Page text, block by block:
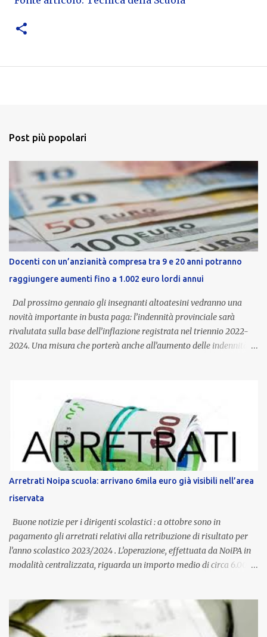
Post più popolari
Docenti con un’anzianità compresa tra 9 e 20 anni potranno
raggiungere aumenti fino a 1.002 euro lordi annui
Dal prossimo gennaio gli insegnanti altoatesini vedranno una
novità importante in busta paga: l’indennità provinciale sarà
rivalutata sulla base dell’inflazione registrata nel triennio 2022-
2024. Una misura che porterà anche all’aumento delle indennità di
dedicato alle donne vittime di violenza di genere, in linea con la
normativa nazionale e con l’obiettivo di offrire maggiore tutela e
supporto in situazioni delicate. L’indennità provinciale per i docenti
è un unicum in Italia: si tratta di una misura esclusiva della
Provincia autonoma di Bolzano, che integra in maniera stabile lo
stipendio nazionale grazie alle prerogative garantite
dall’autonomia locale. Non è un bonus temporaneo né un
compenso accessorio, ma una voce strutturale di retribuzione,
aggiornata periodicamente in base al cost...
Arretrati Noipa scuola: arrivano 6mila euro già visibili nell’area
riservata
Buone notizie per i dirigenti scolastici : a ottobre sono in
pagamento gli arretrati relativi alla retribuzione di risultato per
l’anno scolastico 2023/2024 . L’operazione, effettuata da NoiPA in
modalità centralizzata, riguarda un importo medio di circa 6.000
ordinaria di ottobre . Cos’è la retribuzione di risultato La
retribuzione di risultato rappresenta la parte variabile dello